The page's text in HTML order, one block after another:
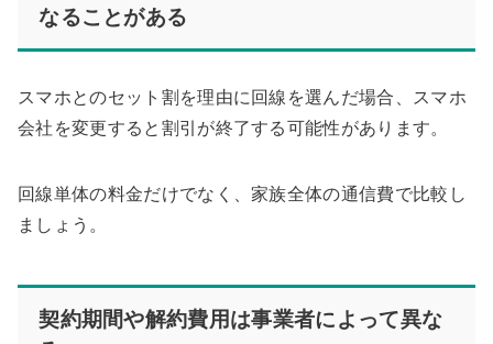
なることがある
スマホとのセット割を理由に回線を選んだ場合、スマホ
会社を変更すると割引が終了する可能性があります。
回線単体の料金だけでなく、家族全体の通信費で比較し
ましょう。
契約期間や解約費用は事業者によって異な